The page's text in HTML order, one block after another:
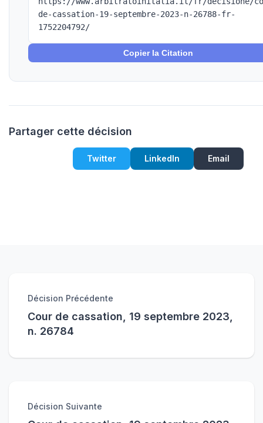
de-cassation-19-septembre-2023-n-26788-fr-
1752204792/
Copier la Citation
Partager cette décision
Twitter LinkedIn Email
Décision Précédente
Cour de cassation, 19 septembre 2023,
n. 26784
Décision Suivante